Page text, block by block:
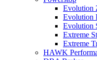
Evolution
Evolution
Evolution
Extreme
Extreme
HAWK